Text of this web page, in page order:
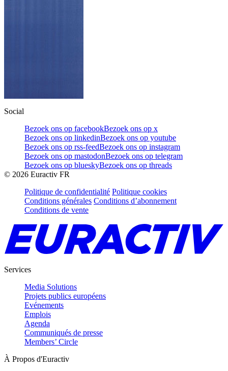
Social
Bezoek ons op facebookBezoek ons op x
Bezoek ons op linkedinBezoek ons op youtube
Bezoek ons op rss-feedBezoek ons op instagram
Bezoek ons op mastodonBezoek ons op telegram
Bezoek ons op blueskyBezoek ons op threads
© 2026 Euractiv FR
Politique de confidentialité Politique cookies
Conditions générales Conditions d’abonnement
Conditions de vente
Services
Media Solutions
Projets publics européens
Evénements
Emplois
Agenda
Communiqués de presse
Members’ Circle
À Propos d'Euractiv